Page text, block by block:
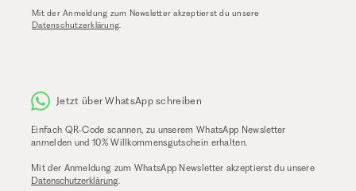
Mit der Anmeldung zum Newsletter akzeptierst du unsere
Datenschutzerklärung.
Jetzt über WhatsApp schreiben
Einfach QR-Code scannen, zu unserem WhatsApp Newsletter
anmelden und 10% Willkommensgutschein erhalten.
Mit der Anmeldung zum WhatsApp Newsletter akzeptierst du unsere
Datenschutzerklärung.